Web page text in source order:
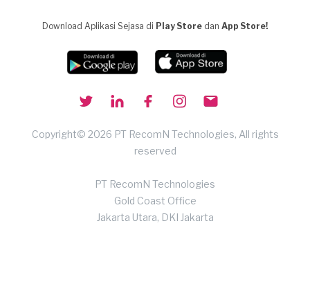
Download Aplikasi Sejasa di Play Store dan App Store!
Copyright© 2026 PT RecomN Technologies, All rights
reserved
PT RecomN Technologies
Gold Coast Office
Jakarta Utara, DKI Jakarta